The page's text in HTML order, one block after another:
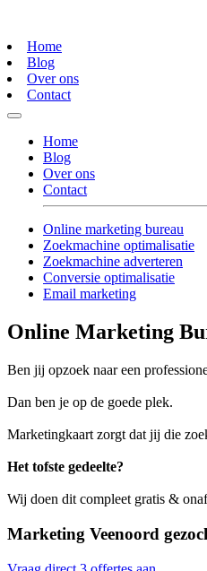
Home
Blog
Over ons
Contact
Home
Blog
Over ons
Contact
Online marketing bureau
Zoekmachine optimalisatie
Zoekmachine adverteren
Conversie optimalisatie
Email marketing
Online Marketing
Ben jij opzoek naar een
Dan ben je op de goede plek.
Marketingkaart zorgt dat jij die
Het tofste gedeelte?
Wij doen dit compleet gratis &
Marketing Veenoord